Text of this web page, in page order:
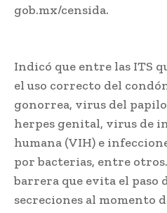
gob.mx/censida.
Indicó que entre las ITS
el uso correcto del
gonorrea, virus del
herpes genital, virus de
humana (VIH) e
por bacterias, entre
barrera que evita el paso
secreciones al momento